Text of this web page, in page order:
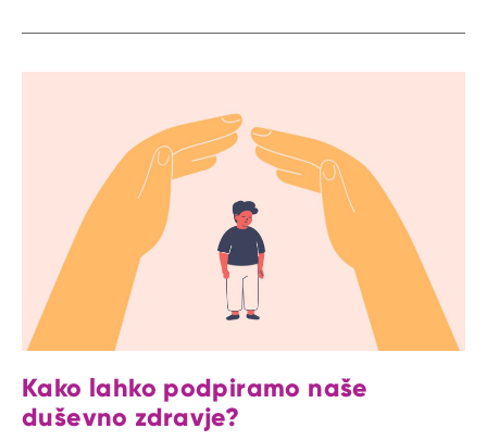
Kako lahko podpiramo naše
duševno zdravje?